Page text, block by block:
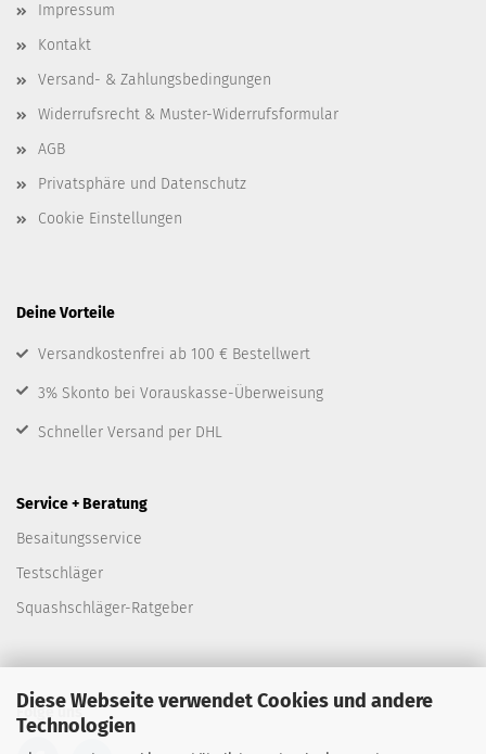
Diese Webseite verwendet Cookies und andere
Technologien
Impressum
Kontakt
Versand- & Zahlungsbedingungen
Widerrufsrecht & Muster-Widerrufsformular
AGB
Privatsphäre und Datenschutz
Cookie Einstellungen
Deine Vorteile
Versandkostenfrei ab 100 € Bestellwert
3% Skonto bei Vorauskasse-Überweisung
Schneller Versand per DHL
Service + Beratung
Besaitungsservice
Testschläger
Squashschläger-Ratgeber
Folge uns